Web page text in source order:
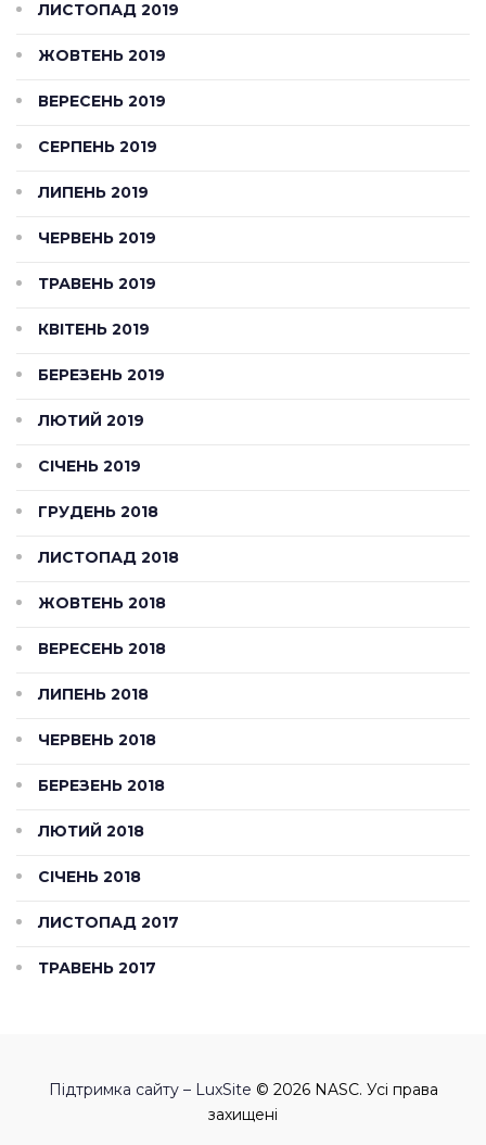
ЛИСТОПАД 2019
ЖОВТЕНЬ 2019
ВЕРЕСЕНЬ 2019
СЕРПЕНЬ 2019
ЛИПЕНЬ 2019
ЧЕРВЕНЬ 2019
ТРАВЕНЬ 2019
КВІТЕНЬ 2019
БЕРЕЗЕНЬ 2019
ЛЮТИЙ 2019
СІЧЕНЬ 2019
ГРУДЕНЬ 2018
ЛИСТОПАД 2018
ЖОВТЕНЬ 2018
ВЕРЕСЕНЬ 2018
ЛИПЕНЬ 2018
ЧЕРВЕНЬ 2018
БЕРЕЗЕНЬ 2018
ЛЮТИЙ 2018
СІЧЕНЬ 2018
ЛИСТОПАД 2017
ТРАВЕНЬ 2017
Підтримка сайту – LuxSite © 2026 NASC. Усі права
захищені